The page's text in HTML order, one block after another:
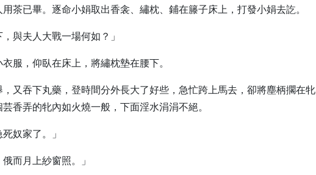
茶已畢。逐命小娟取出香衾、繡枕、鋪在籐子床上，打發小娟去訖。
與夫人大戰一場何如？」
服，仰臥在床上，將繡枕墊在腰下。
又吞下丸藥，登時間分外長大了好些，急忙跨上馬去，卻將塵柄擱在牝
香弄的牝內如火燒一般，下面淫水涓涓不絕。
奴家了。」
而月上紗窗照。」